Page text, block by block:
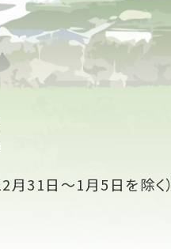
月31日～1月5日を除く）